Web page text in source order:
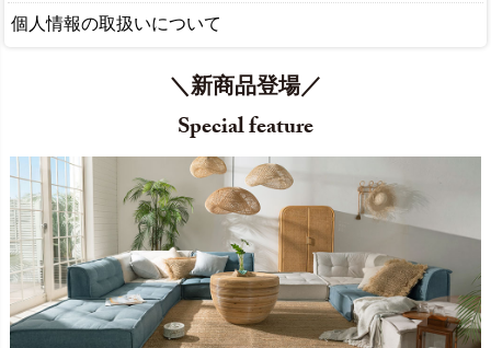
個人情報の取扱いについて
＼新商品登場／
Special feature